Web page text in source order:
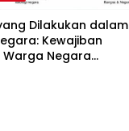
Dilakukan dalam
Kewajiban
Warga Negara